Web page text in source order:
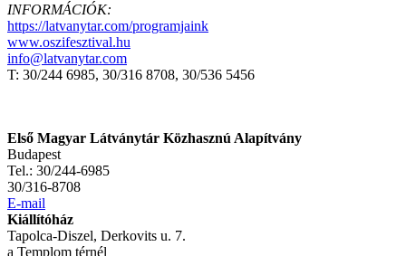
INFORMÁCIÓK:
https://latvanytar.com/programjaink
www.oszifesztival.hu
info@latvanytar.com
T: 30/244 6985, 30/316 8708, 30/536 5456
Első Magyar Látványtár Közhasznú Alapítvány
Budapest
Tel.: 30/244-6985
30/316-8708
E-mail
Kiállítóház
Tapolca-Diszel, Derkovits u. 7.
a Templom térnél